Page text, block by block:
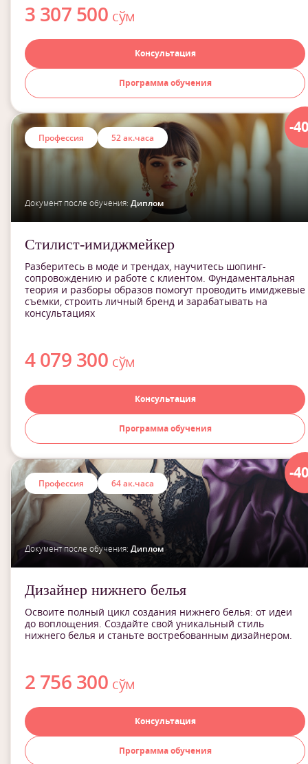
3 307 500 сўм
Консультация
Программа обучения
-
Профессия 52 ак.часа
Документ после обучения: Диплом
Стилист-имиджмейкер
Разберитесь в моде и трендах, научитесь шопинг-
сопровождению и работе с клиентом. Фундаментальная
теория и разборы образов помогут проводить имиджевые
съемки, строить личный бренд и зарабатывать на
консультациях
4 079 300 сўм
Консультация
Программа обучения
-
Профессия 64 ак.часа
Документ после обучения: Диплом
Дизайнер нижнего белья
Освоите полный цикл создания нижнего белья: от идеи
до воплощения. Создайте свой уникальный стиль
нижнего белья и станьте востребованным дизайнером.
2 756 300 сўм
Консультация
Программа обучения